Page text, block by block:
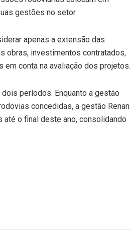
gestões no setor.
apenas a extensão das
obras, investimentos contratados,
conta na avaliação dos projetos.
períodos. Enquanto a gestão
concedidas, a gestão Renan
o final deste ano, consolidando